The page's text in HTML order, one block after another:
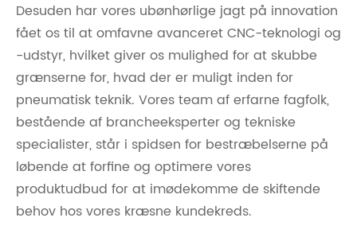
Desuden har vores ubønhørlige jagt på innovation
fået os til at omfavne avanceret CNC-teknologi og
-udstyr, hvilket giver os mulighed for at skubbe
grænserne for, hvad der er muligt inden for
pneumatisk teknik. Vores team af erfarne fagfolk,
bestående af brancheeksperter og tekniske
specialister, står i spidsen for bestræbelserne på
løbende at forfine og optimere vores
produktudbud for at imødekomme de skiftende
behov hos vores kræsne kundekreds.